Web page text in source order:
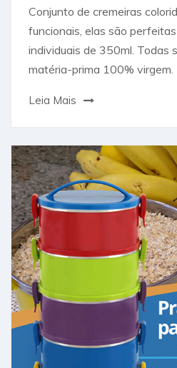
Conjunto de cremeiras
funcionais, elas são
individuais de 350ml. Todas
matéria-prima 100% virgem.
Leia Mais